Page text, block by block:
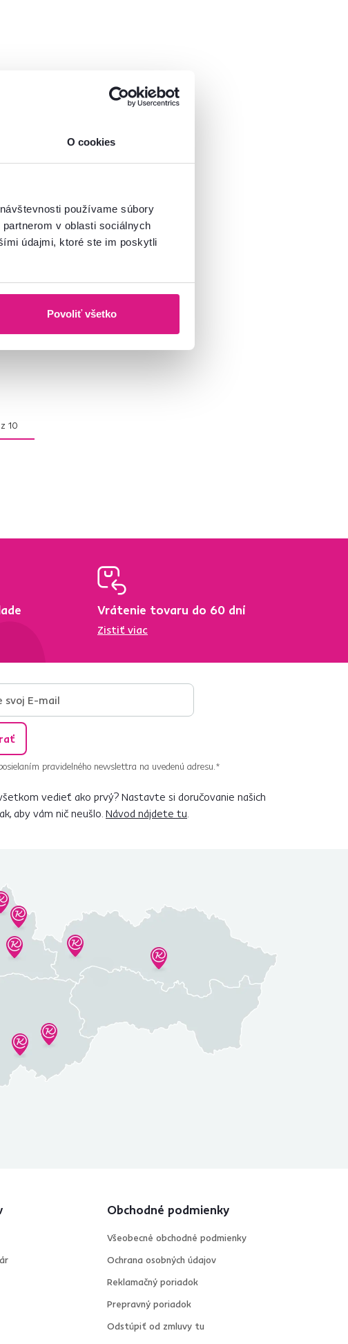
O cookies
používame súbory
v oblasti sociálnych
údajmi, ktoré ste im poskytli
Povoliť všetko
10
Vrátenie tovaru do 60 dní
Zistiť viac
pravidelného newslettra na uvedenú adresu.*
vedieť ako prvý? Nastavte si doručovanie našich
aby vám nič neušlo. Návod nájdete tu
Obchodné podmienky
Všeobecné obchodné podmienky
Ochrana osobných údajov
Reklamačný poriadok
Prepravný poriadok
Odstúpiť od zmluvy tu